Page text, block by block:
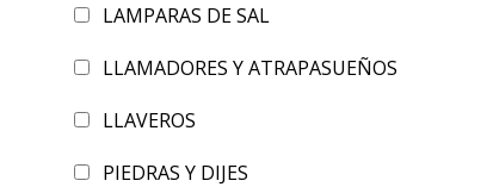
LAMPARAS DE SAL
LLAMADORES Y ATRAPASUEÑOS
LLAVEROS
PIEDRAS Y DIJES